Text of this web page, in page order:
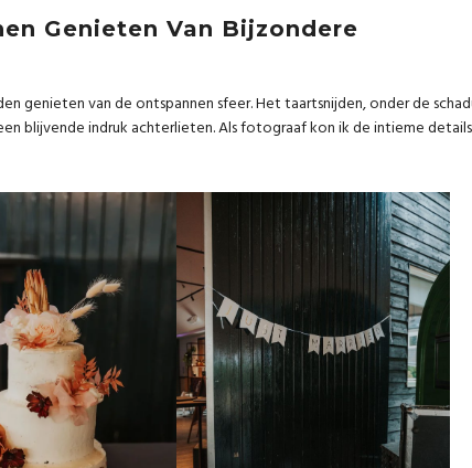
Genieten Van Bijzondere
genieten van de ontspannen sfeer. Het taartsnijden, onder de
blijvende indruk achterlieten. Als fotograaf kon ik de intieme details